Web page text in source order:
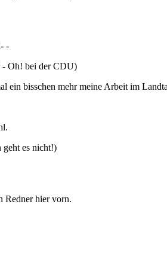
-
- Oh! bei der CDU)
ein bisschen mehr meine Arbeit im
es nicht!)
Redner hier vorn.